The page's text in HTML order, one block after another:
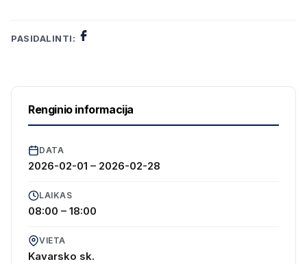
PASIDALINTI:
Renginio informacija
DATA
2026-02-01 – 2026-02-28
LAIKAS
08:00 – 18:00
VIETA
Kavarsko sk.